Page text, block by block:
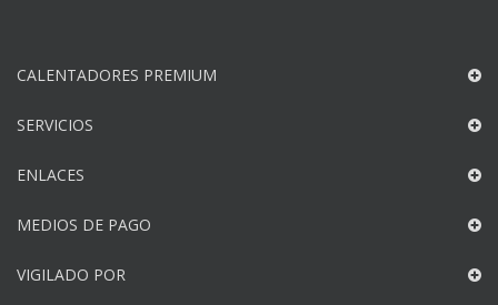
CALENTADORES PREMIUM
SERVICIOS
ENLACES
MEDIOS DE PAGO
VIGILADO POR